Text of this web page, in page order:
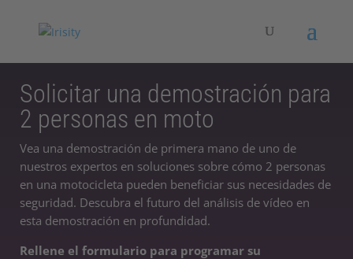
Solicitar una demostración para
2 personas en moto
Vea una demostración de primera mano de uno de
nuestros expertos en soluciones sobre cómo 2 personas
en una motocicleta pueden beneficiar sus necesidades de
seguridad. Descubra el futuro del análisis de vídeo en
esta demostración en profundidad.
Rellene el formulario para programar su